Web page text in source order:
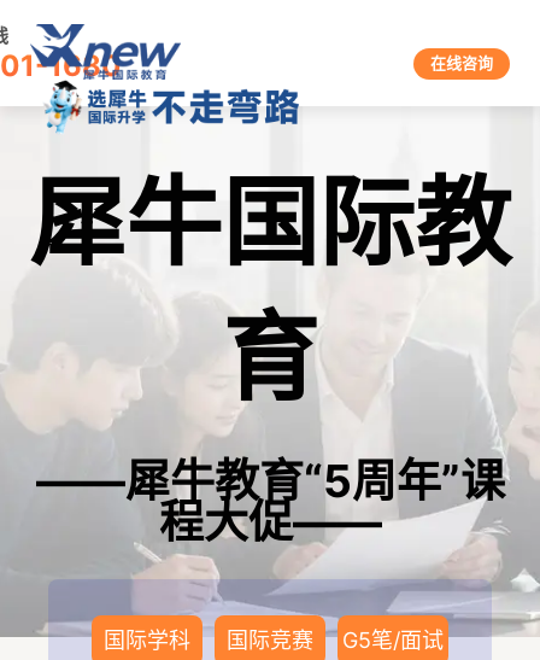
1680 在线咨询
犀牛国际教
育
——犀牛教育“5周年”课
程大促——
国际学科 国际竞赛 G5笔/面试